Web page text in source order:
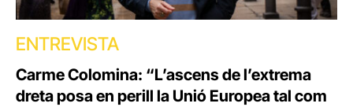
ENTREVISTA
Carme Colomina: “L’ascens de l’extrema
dreta posa en perill la Unió Europea tal com